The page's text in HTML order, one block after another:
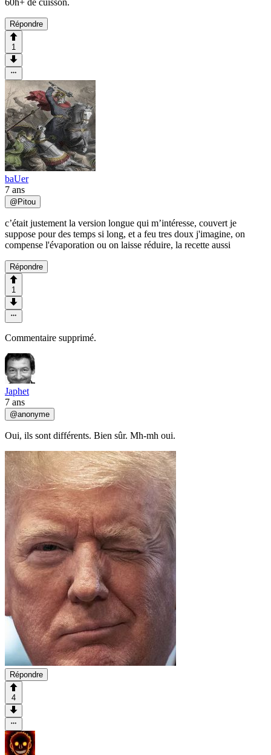
60h+ de cuisson.
Répondre
1
baUer
7 ans
@ Pitou
c’était justement la version longue qui m’intéresse, couvert je
suppose pour des temps si long, et a feu tres doux j'imagine, on
compense l'évaporation ou on laisse réduire, la recette aussi
Répondre
1
Commentaire supprimé.
Japhet
7 ans
@anonyme
Oui, ils sont différents. Bien sûr. Mh-mh oui.
Répondre
4